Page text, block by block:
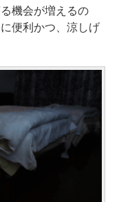
機会が増えるの
便利かつ、涼しげ